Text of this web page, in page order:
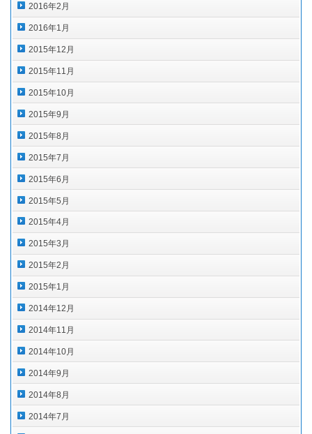
2016年2月
2016年1月
2015年12月
2015年11月
2015年10月
2015年9月
2015年8月
2015年7月
2015年6月
2015年5月
2015年4月
2015年3月
2015年2月
2015年1月
2014年12月
2014年11月
2014年10月
2014年9月
2014年8月
2014年7月